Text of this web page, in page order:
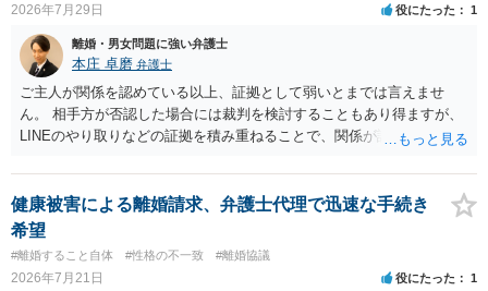
2026年7月29日 役にたった 1
離婚・男女問題に強い弁護士
本庄 卓磨 弁護士
ご主人が関係を認めている以上、証拠として弱いとまでは言えませ
ん。 相手方が否認した場合には裁判を検討することもあり得ますが、
LINEのやり取りなどの証拠を積み重ねることで、関係が認定される余
個別の事情によりますので、お早めに弁護士に相談されることをおす
すめします。
健康被害による離婚請求、弁護士代理で迅速な手続き
希望
#離婚すること自体 #性格の不一致 #離婚協議
2026年7月21日 役にたった 1